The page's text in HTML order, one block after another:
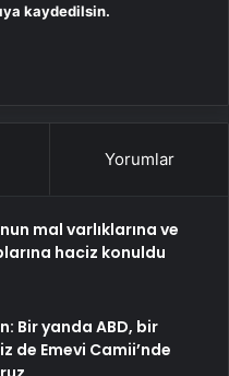
kaydedilsin.
Yorumlar
mal varlıklarına ve
haciz konuldu
Bir yanda ABD, bir
de Emevi Camii’nde